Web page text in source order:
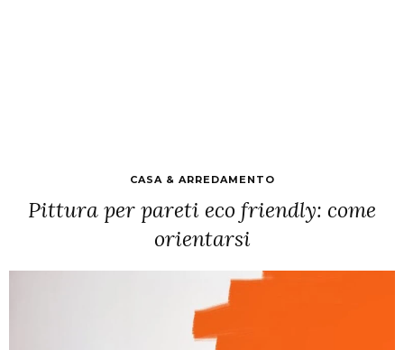
CASA & ARREDAMENTO
Pittura per pareti eco friendly: come
orientarsi